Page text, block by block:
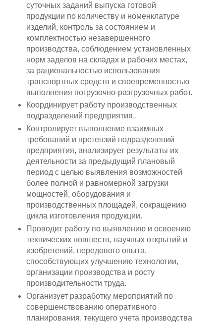
суточных заданий выпуска готовой
продукции по количеству и номенклатуре
изделий, контроль за состоянием и
комплектностью незавершенного
производства, соблюдением установленных
норм заделов на складах и рабочих местах,
за рациональностью использования
транспортных средств и своевременностью
выполнения погрузочно-разгрузочных работ.
Координирует работу производственных
подразделений предприятия..
Контролирует выполнение взаимных
требований и претензий подразделений
предприятия, анализирует результаты их
деятельности за предыдущий плановый
период с целью выявления возможностей
более полной и равномерной загрузки
мощностей, оборудования и
производственных площадей, сокращению
цикла изготовления продукции.
Проводит работу по выявлению и освоению
технических новшеств, научных открытий и
изобретений, передового опыта,
способствующих улучшению технологии,
организации производства и росту
производительности труда.
Организует разработку мероприятий по
совершенствованию оперативного
планирования, текущего учета производства